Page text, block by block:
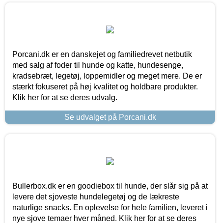
Porcani.dk er en danskejet og familiedrevet netbutik
med salg af foder til hunde og katte, hundesenge,
kradsebræt, legetøj, loppemidler og meget mere. De er
stærkt fokuseret på høj kvalitet og holdbare produkter.
Klik her for at se deres udvalg.
Se udvalget på Porcani.dk
Bullerbox.dk er en goodiebox til hunde, der slår sig på at
levere det sjoveste hundelegetøj og de lækreste
naturlige snacks. En oplevelse for hele familien, leveret i
nye sjove temaer hver måned. Klik her for at se deres